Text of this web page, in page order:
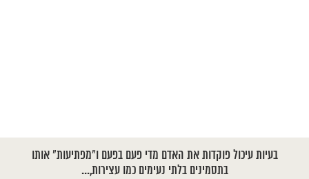
בעיות עיכול פוקדות את האדם מדי פעם בפעם ו"מפתיעות" אותו
בתסמינים בלתי נעימים כמו עצירות,...